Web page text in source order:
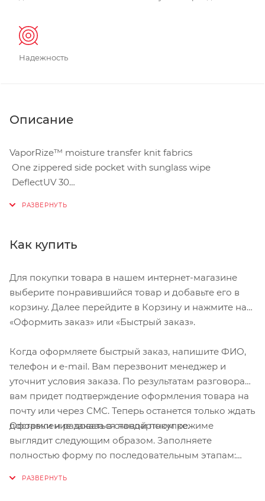
Надежность
Описание
VaporRize™ moisture transfer knit fabrics
One zippered side pocket with sunglass wipe
DeflectUV 30
Как купить
Для покупки товара в нашем интернет-магазине
выберите понравившийся товар и добавьте его в
корзину. Далее перейдите в Корзину и нажмите на
«Оформить заказ» или «Быстрый заказ».
Когда оформляете быстрый заказ, напишите ФИО,
телефон и e-mail. Вам перезвонит менеджер и
уточнит условия заказа. По результатам разговора
вам придет подтверждение оформления товара на
почту или через СМС. Теперь останется только ждать
доставки и радоваться новой покупке.
Оформление заказа в стандартном режиме
выглядит следующим образом. Заполняете
полностью форму по последовательным этапам: